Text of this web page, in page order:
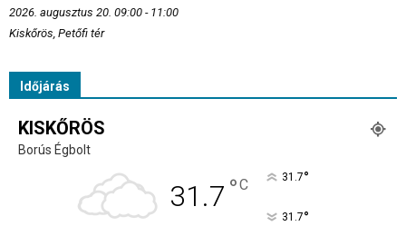
2026. augusztus 20. 09:00 - 11:00
Kiskőrös, Petőfi tér
Időjárás
KISKŐRÖS
Borús Égbolt
31.7 °C 31.7°
31.7°